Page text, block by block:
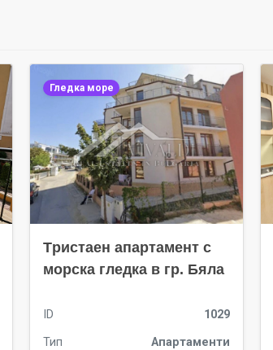
Гледка море
Tристаен апартамент с
морска гледка в гр. Бяла
ID
1029
Тип
Апартаменти